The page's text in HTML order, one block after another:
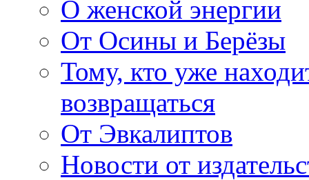
О женской энергии
От Осины и Берёзы
Тому, кто уже
возвращаться
От Эвкалиптов
Новости от